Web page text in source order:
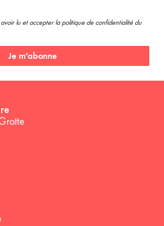
lu et accepter la politique de confidentialité du
Je m'abonne